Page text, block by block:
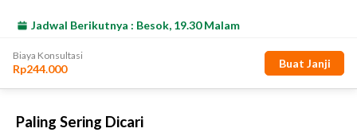
Paling Sering Dicari